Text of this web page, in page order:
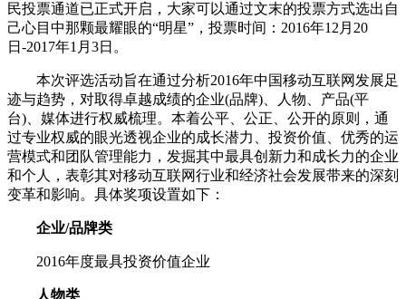
民投票通道已正式开启，大家可以通过文末的投票方式选出自
己心目中那颗最耀眼的“明星”，投票时间：2016年12月20
日-2017年1月3日。
本次评选活动旨在通过分析2016年中国移动互联网发展足
迹与趋势，对取得卓越成绩的企业(品牌)、人物、产品(平
台)、媒体进行权威梳理。本着公平、公正、公开的原则，通
过专业权威的眼光透视企业的成长潜力、投资价值、优秀的运
营模式和团队管理能力，发掘其中最具创新力和成长力的企业
和个人，表彰其对移动互联网行业和经济社会发展带来的深刻
变革和影响。具体奖项设置如下：
企业/品牌类
2016年度最具投资价值企业
人物类